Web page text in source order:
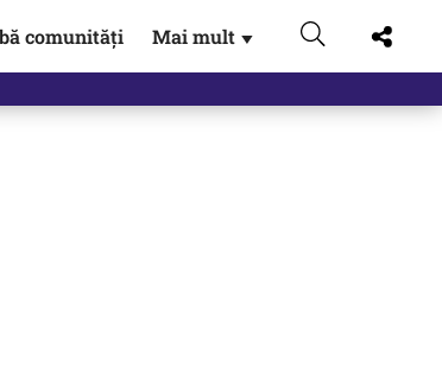
comunități Mai mult ▼